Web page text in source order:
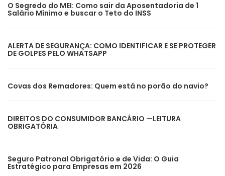
O Segredo do MEI: Como sair da Aposentadoria de 1
Salário Mínimo e buscar o Teto do INSS
ALERTA DE SEGURANÇA: COMO IDENTIFICAR E SE PROTEGER
DE GOLPES PELO WHATSAPP
Covas dos Remadores: Quem está no porão do navio?
DIREITOS DO CONSUMIDOR BANCÁRIO —LEITURA
OBRIGATÓRIA
Seguro Patronal Obrigatório e de Vida: O Guia
Estratégico para Empresas em 2026